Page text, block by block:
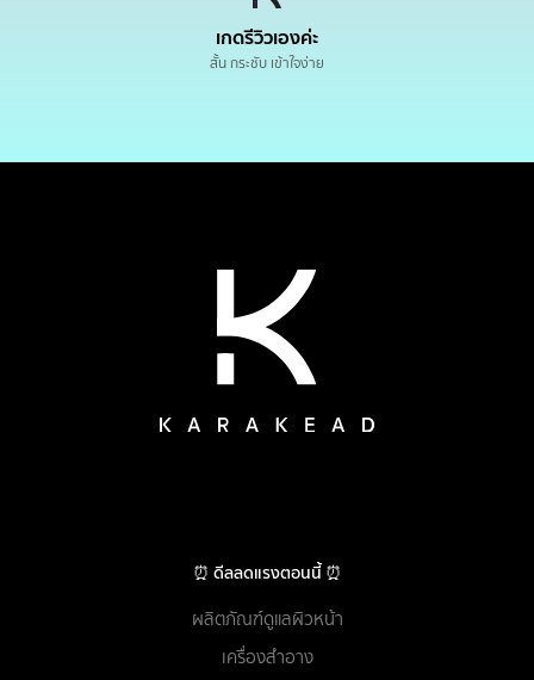
เกดรีวิวเองค่ะ
สั้น กระชับ เข้าใจง่าย
⏰ ดีลลดแรงตอนนี้ ⏰
ผลิตภัณฑ์ดูแลผิวหน้า
เครื่องสำอาง